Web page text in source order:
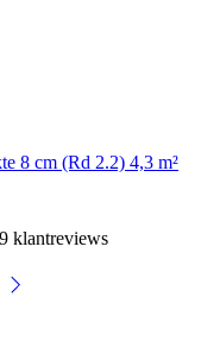
8 cm (Rd 2.2) 4,3 m²
klantreviews